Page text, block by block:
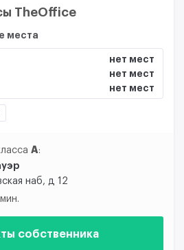
TheOffice
места
нет мест
нет мест
нет мест
A:
наб, д 12
собственника